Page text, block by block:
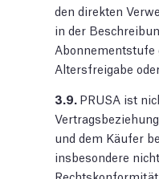
den direkten
in der
Abonnementstufe
Altersfreigabe
3.9. PRUSA ist
und dem Käufer
insbesondere